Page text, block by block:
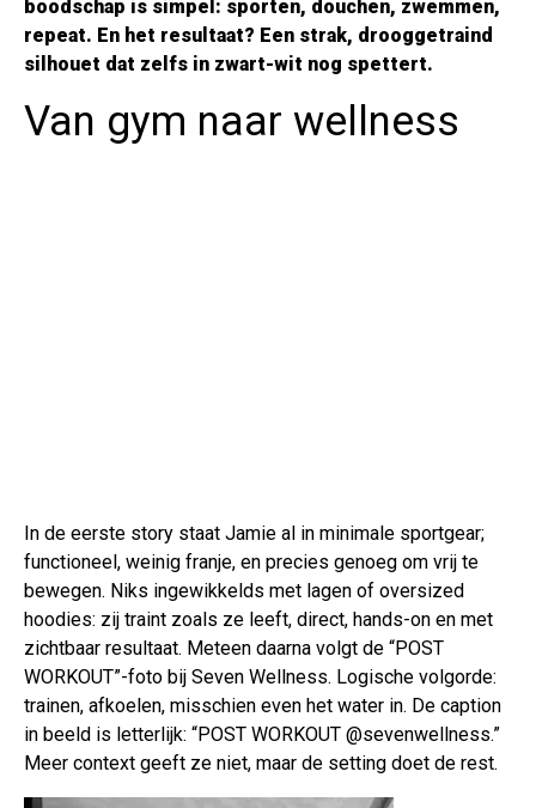
boodschap is simpel: sporten, douchen, zwemmen,
repeat. En het resultaat? Een strak, drooggetraind
silhouet dat zelfs in zwart-wit nog spettert.
Van gym naar wellness
In de eerste story staat Jamie al in minimale sportgear;
functioneel, weinig franje, en precies genoeg om vrij te
bewegen. Niks ingewikkelds met lagen of oversized
hoodies: zij traint zoals ze leeft, direct, hands-on en met
zichtbaar resultaat. Meteen daarna volgt de “POST
WORKOUT”-foto bij Seven Wellness. Logische volgorde:
trainen, afkoelen, misschien even het water in. De caption
in beeld is letterlijk: “POST WORKOUT @sevenwellness.”
Meer context geeft ze niet, maar de setting doet de rest.